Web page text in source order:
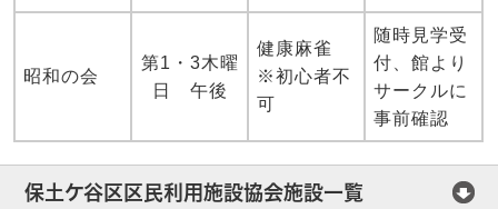
昭和の会
第1・3木曜
日 午後
健康麻雀
※初心者不
可
随時見学受
付、館より
サークルに
事前確認
保土ケ谷区区民利用施設協会施設一覧